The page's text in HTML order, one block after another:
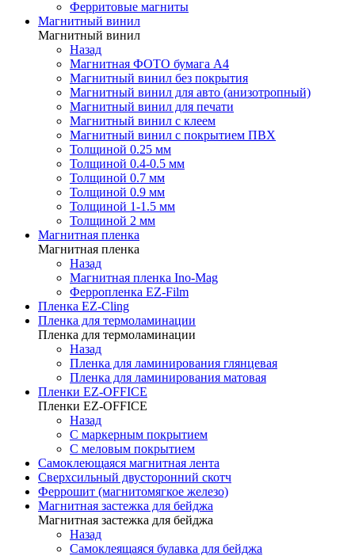
Ферритовые магниты
Магнитный винил
Магнитный винил
Назад
Магнитная ФОТО бумага А4
Магнитный винил без покрытия
Магнитный винил для авто (анизотропный)
Магнитный винил для печати
Магнитный винил с клеем
Магнитный винил с покрытием ПВХ
Толщиной 0.25 мм
Толщиной 0.4-0.5 мм
Толщиной 0.7 мм
Толщиной 0.9 мм
Толщиной 1-1.5 мм
Толщиной 2 мм
Магнитная пленка
Магнитная пленка
Назад
Магнитная пленка Ino-Mag
Ферропленка EZ-Film
Пленка EZ-Cling
Пленка для термоламинации
Пленка для термоламинации
Назад
Пленка для ламинирования глянцевая
Пленка для ламинирования матовая
Пленки EZ-OFFICE
Пленки EZ-OFFICE
Назад
С маркерным покрытием
С меловым покрытием
Самоклеющаяся магнитная лента
Сверхсильный двусторонний скотч
Феррошит (магнитомягкое железо)
Магнитная застежка для бейджа
Магнитная застежка для бейджа
Назад
Самоклеящаяся булавка для бейджа